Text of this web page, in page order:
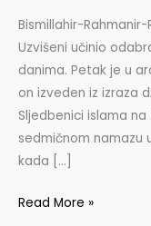
Bismillahir-
Uzvišeni učinio
danima. Petak je u
on izveden iz izraza
Sljedbenici islama
sedmičnom namazu
kada […]
Read More »